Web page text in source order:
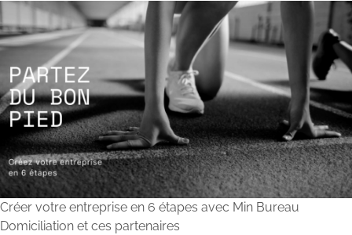
Créer votre entreprise en 6 étapes avec Min Bureau
Domiciliation et ces partenaires